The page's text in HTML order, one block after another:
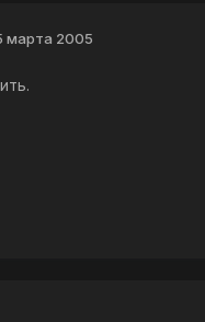
марта 2005